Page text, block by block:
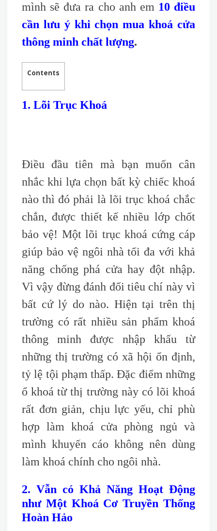
mình sẽ đưa ra cho anh em 10 điều
cần lưu ý khi chọn mua khoá cửa
thông minh chất lượng.
Contents
1. Lõi Trục Khoá
Điều đầu tiên mà bạn muốn cân
nhắc khi lựa chọn bất kỳ chiếc khoá
nào thì đó phải là lõi trục khoá chắc
chắn, được thiết kế nhiều lớp chốt
bảo vệ! Một lõi trục khoá cứng cáp
giúp bảo vệ ngôi nhà tối đa với khả
năng chống phá cửa hay đột nhập.
Vì vậy đừng đánh đổi tiêu chí này vì
bất cứ lý do nào. Hiện tại trên thị
trường có rất nhiều sản phẩm khoá
thông minh được nhập khẩu từ
những thị trường có xã hội ổn định,
tỷ lệ tội phạm thấp. Đặc điểm những
ổ khoá từ thị trường này có lõi khoá
rất đơn giản, chịu lực yếu, chỉ phù
hợp làm khoá cửa phòng ngủ và
mình khuyến cáo không nên dùng
làm khoá chính cho ngôi nhà.
2. Vẫn có Khả Năng Hoạt Động
như Một Khoá Cơ Truyền Thống
Hoàn Hảo